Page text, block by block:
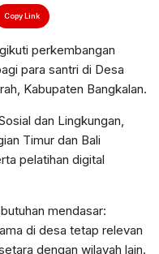
Copy Link
perkembangan
para santri di Desa
Kabupaten Bangkalan.
dan Lingkungan,
Timur dan Bali
pelatihan digital
mendasar:
di desa tetap relevan
dengan wilayah lain.